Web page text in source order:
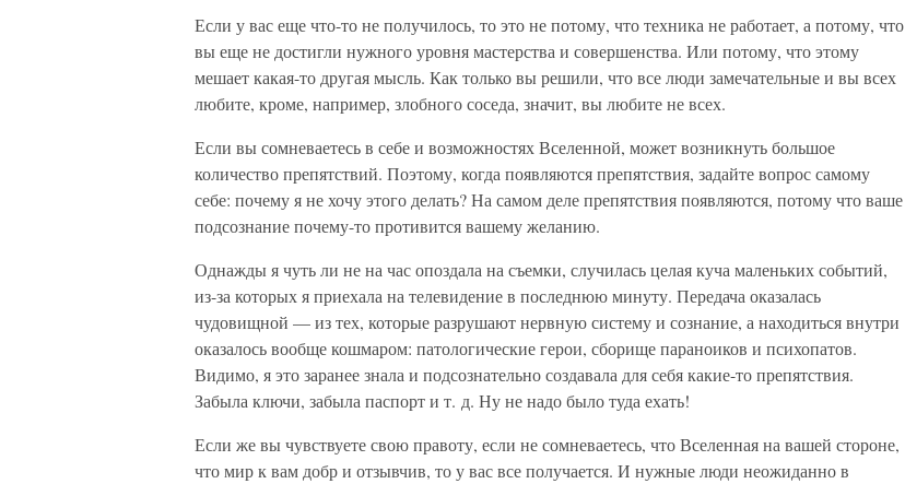
Если у вас еще что-то не получилось, то это не потому, что техника не работает, а потому, что
вы еще не достигли нужного уровня мастерства и совершенства. Или потому, что этому
мешает какая-то другая мысль. Как только вы решили, что все люди замечательные и вы всех
любите, кроме, например, злобного соседа, значит, вы любите не всех.
Если вы сомневаетесь в себе и возможностях Вселенной, может возникнуть большое
количество препятствий. Поэтому, когда появляются препятствия, задайте вопрос самому
себе: почему я не хочу этого делать? На самом деле препятствия появляются, потому что ваше
подсознание почему-то противится вашему желанию.
Однажды я чуть ли не на час опоздала на съемки, случилась целая куча маленьких событий,
из-за которых я приехала на телевидение в последнюю минуту. Передача оказалась
чудовищной — из тех, которые разрушают нервную систему и сознание, а находиться внутри
оказалось вообще кошмаром: патологические герои, сборище параноиков и психопатов.
Видимо, я это заранее знала и подсознательно создавала для себя какие-то препятствия.
Забыла ключи, забыла паспорт и т. д. Ну не надо было туда ехать!
Если же вы чувствуете свою правоту, если не сомневаетесь, что Вселенная на вашей стороне,
что мир к вам добр и отзывчив, то у вас все получается. И нужные люди неожиданно в